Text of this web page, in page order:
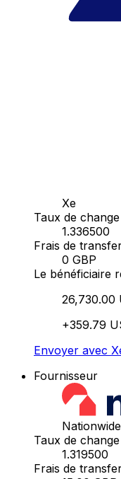
Xe
Taux de change
1.336500
Frais de
0 GBP
Le bénéficiaire
26,730.00
+359.79
Envoyer avec
Fournisseur
Nationwide
Taux de change
1.319500
Frais de